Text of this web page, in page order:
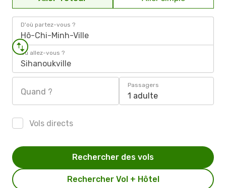
D'où partez-vous ?
Hô-Chi-Minh-Ville
Où allez-vous ?
Sihanoukville
Quand ?
Passagers
1 adulte
Vols directs
Rechercher Vol + Hôtel
Rechercher des vols